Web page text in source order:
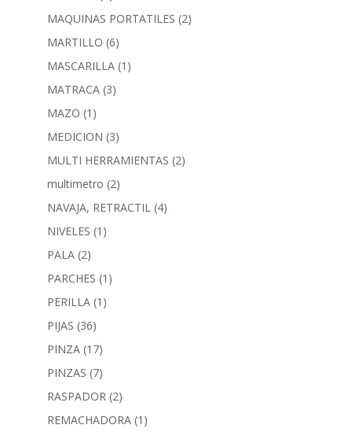
MAQUINAS PORTATILES (2)
MARTILLO (6)
MASCARILLA (1)
MATRACA (3)
MAZO (1)
MEDICION (3)
MULTI HERRAMIENTAS (2)
multimetro (2)
NAVAJA, RETRACTIL (4)
NIVELES (1)
PALA (2)
PARCHES (1)
PERILLA (1)
PIJAS (36)
PINZA (17)
PINZAS (7)
RASPADOR (2)
REMACHADORA (1)